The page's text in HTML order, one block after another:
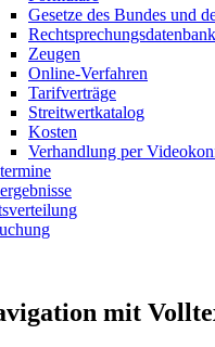
Gesetze des Bundes und
Zeugen
Online-Verfahren
Tarifverträge
Streitwertkatalog
Kosten
Verhandlung per
mit